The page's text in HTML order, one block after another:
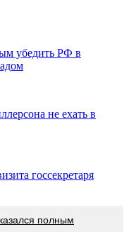
убедить РФ в
не ехать в
госсекретаря
полным